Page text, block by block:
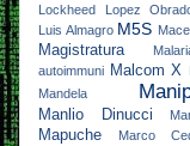
Lockheed Lopez
Luis Almagro M5S
Magistratura
autoimmuni Malcom X
Mandela
Manlio Dinucci
Mapuche Marco